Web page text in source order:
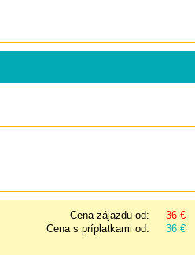
Cena zájazdu od:
36 €
Cena s príplatkami od:
36 €